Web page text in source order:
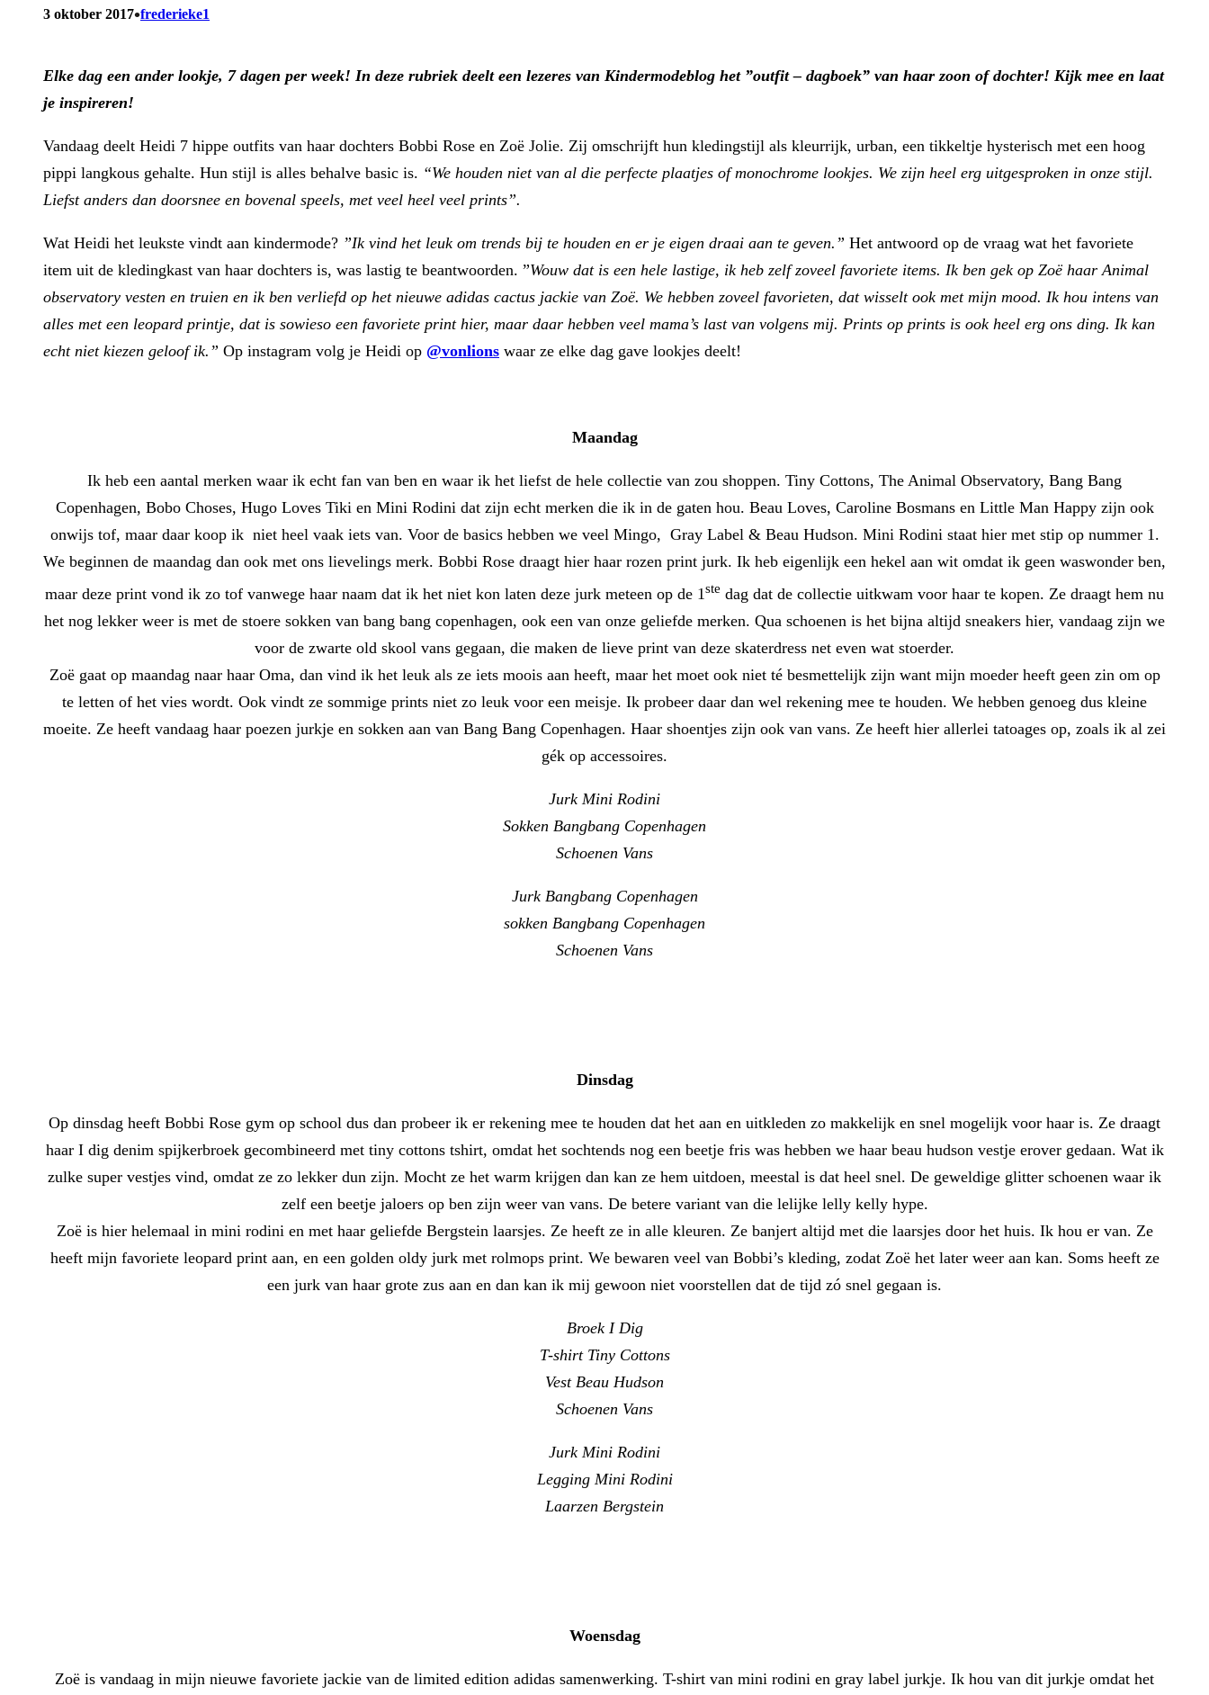
3 oktober 2017•frederieke1
Elke dag een ander lookje, 7 dagen per week! In deze rubriek deelt een lezeres van Kindermodeblog het ”outfit – dagboek” van haar zoon of dochter! Kijk mee en laat
je inspireren!
Vandaag deelt Heidi 7 hippe outfits van haar dochters Bobbi Rose en Zoë Jolie. Zij omschrijft hun kledingstijl als kleurrijk, urban, een tikkeltje hysterisch met een hoog
pippi langkous gehalte. Hun stijl is alles behalve basic is. “We houden niet van al die perfecte plaatjes of monochrome lookjes. We zijn heel erg uitgesproken in onze stijl.
Liefst anders dan doorsnee en bovenal speels, met veel heel veel prints”.
Wat Heidi het leukste vindt aan kindermode? ”Ik vind het leuk om trends bij te houden en er je eigen draai aan te geven.” Het antwoord op de vraag wat het favoriete
item uit de kledingkast van haar dochters is, was lastig te beantwoorden. ”Wouw dat is een hele lastige, ik heb zelf zoveel favoriete items. Ik ben gek op Zoë haar Animal
observatory vesten en truien en ik ben verliefd op het nieuwe adidas cactus jackie van Zoë. We hebben zoveel favorieten, dat wisselt ook met mijn mood. Ik hou intens van
alles met een leopard printje, dat is sowieso een favoriete print hier, maar daar hebben veel mama’s last van volgens mij. Prints op prints is ook heel erg ons ding. Ik kan
echt niet kiezen geloof ik.” Op instagram volg je Heidi op @vonlions waar ze elke dag gave lookjes deelt!
Maandag
Ik heb een aantal merken waar ik echt fan van ben en waar ik het liefst de hele collectie van zou shoppen. Tiny Cottons, The Animal Observatory, Bang Bang
Copenhagen, Bobo Choses, Hugo Loves Tiki en Mini Rodini dat zijn echt merken die ik in de gaten hou. Beau Loves, Caroline Bosmans en Little Man Happy zijn ook
onwijs tof, maar daar koop ik niet heel vaak iets van. Voor de basics hebben we veel Mingo, Gray Label & Beau Hudson. Mini Rodini staat hier met stip op nummer 1.
We beginnen de maandag dan ook met ons lievelings merk. Bobbi Rose draagt hier haar rozen print jurk. Ik heb eigenlijk een hekel aan wit omdat ik geen waswonder ben,
maar deze print vond ik zo tof vanwege haar naam dat ik het niet kon laten deze jurk meteen op de 1ste dag dat de collectie uitkwam voor haar te kopen. Ze draagt hem nu
het nog lekker weer is met de stoere sokken van bang bang copenhagen, ook een van onze geliefde merken. Qua schoenen is het bijna altijd sneakers hier, vandaag zijn we
voor de zwarte old skool vans gegaan, die maken de lieve print van deze skaterdress net even wat stoerder.
Zoë gaat op maandag naar haar Oma, dan vind ik het leuk als ze iets moois aan heeft, maar het moet ook niet té besmettelijk zijn want mijn moeder heeft geen zin om op
te letten of het vies wordt. Ook vindt ze sommige prints niet zo leuk voor een meisje. Ik probeer daar dan wel rekening mee te houden. We hebben genoeg dus kleine
moeite. Ze heeft vandaag haar poezen jurkje en sokken aan van Bang Bang Copenhagen. Haar shoentjes zijn ook van vans. Ze heeft hier allerlei tatoages op, zoals ik al zei
gék op accessoires.
Jurk Mini Rodini
Sokken Bangbang Copenhagen
Schoenen Vans
Jurk Bangbang Copenhagen
sokken Bangbang Copenhagen
Schoenen Vans
Dinsdag
Op dinsdag heeft Bobbi Rose gym op school dus dan probeer ik er rekening mee te houden dat het aan en uitkleden zo makkelijk en snel mogelijk voor haar is. Ze draagt
haar I dig denim spijkerbroek gecombineerd met tiny cottons tshirt, omdat het sochtends nog een beetje fris was hebben we haar beau hudson vestje erover gedaan. Wat ik
zulke super vestjes vind, omdat ze zo lekker dun zijn. Mocht ze het warm krijgen dan kan ze hem uitdoen, meestal is dat heel snel. De geweldige glitter schoenen waar ik
zelf een beetje jaloers op ben zijn weer van vans. De betere variant van die lelijke lelly kelly hype.
Zoë is hier helemaal in mini rodini en met haar geliefde Bergstein laarsjes. Ze heeft ze in alle kleuren. Ze banjert altijd met die laarsjes door het huis. Ik hou er van. Ze
heeft mijn favoriete leopard print aan, en een golden oldy jurk met rolmops print. We bewaren veel van Bobbi’s kleding, zodat Zoë het later weer aan kan. Soms heeft ze
een jurk van haar grote zus aan en dan kan ik mij gewoon niet voorstellen dat de tijd zó snel gegaan is.
Broek I Dig
T-shirt Tiny Cottons
Vest Beau Hudson
Schoenen Vans
Jurk Mini Rodini
Legging Mini Rodini
Laarzen Bergstein
Woensdag
Zoë is vandaag in mijn nieuwe favoriete jackie van de limited edition adidas samenwerking. T-shirt van mini rodini en gray label jurkje. Ik hou van dit jurkje omdat het